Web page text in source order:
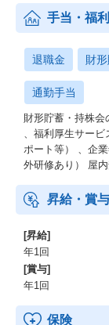
手当・福
退職金 財
通勤手当
財形貯蓄・持株
、福利厚生サー
ポート等） 、企
外研修あり） 屋
昇給・賞与
[昇給]
年1回
[賞与]
年1回
保険